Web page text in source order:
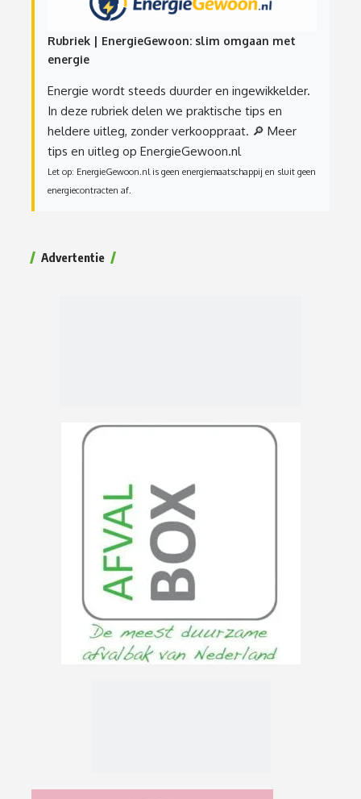
Rubriek | EnergieGewoon: slim omgaan met
energie
Energie wordt steeds duurder en ingewikkelder.
In deze rubriek delen we praktische tips en
heldere uitleg, zonder verkooppraat. 🔎 Meer
tips en uitleg op EnergieGewoon.nl
Let op: EnergieGewoon.nl is geen energiemaatschappij en sluit geen
energiecontracten af.
Advertentie